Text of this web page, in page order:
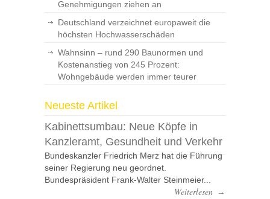
Genehmigungen ziehen an
Deutschland verzeichnet europaweit die
höchsten Hochwasserschäden
Wahnsinn – rund 290 Baunormen und
Kostenanstieg von 245 Prozent:
Wohngebäude werden immer teurer
Neueste Artikel
Kabinettsumbau: Neue Köpfe in
Kanzleramt, Gesundheit und Verkehr
Bundeskanzler Friedrich Merz hat die Führung
seiner Regierung neu geordnet.
Bundespräsident Frank-Walter Steinmeier...
Weiterlesen →